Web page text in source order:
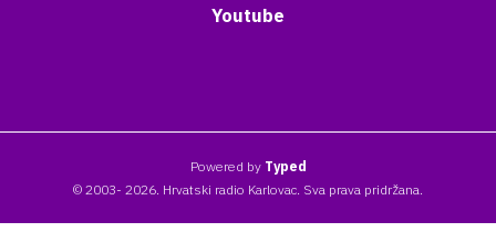
Youtube
Powered by Typed
© 2003- 2026. Hrvatski radio Karlovac. Sva prava pridržana.